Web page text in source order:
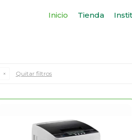
Inicio Tienda
Quitar filtros